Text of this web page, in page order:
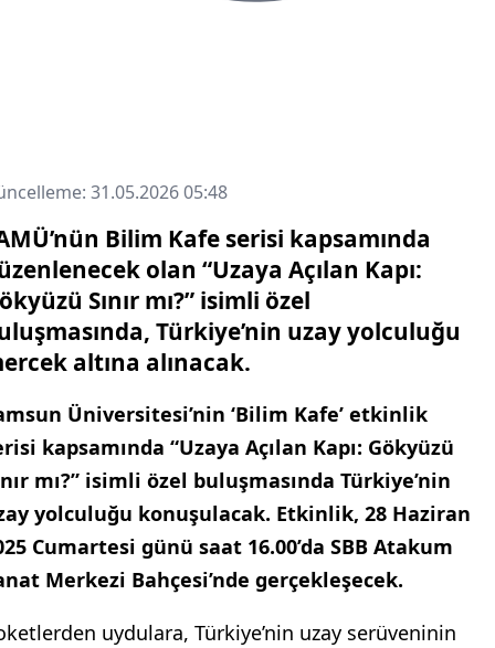
31.05.2026 05:48
Bilim Kafe serisi kapsamında
olan “Uzaya Açılan Kapı:
Sınır mı?” isimli özel
Türkiye’nin uzay yolculuğu
altına alınacak.
Üniversitesi’nin ‘Bilim Kafe’ etkinlik
kapsamında “Uzaya Açılan Kapı: Gökyüzü
mı?” isimli özel buluşmasında Türkiye’nin
yolculuğu konuşulacak. Etkinlik, 28 Haziran
Cumartesi günü saat 16.00’da SBB Atakum
Merkezi Bahçesi’nde gerçekleşecek.
uydulara, Türkiye’nin uzay serüveninin